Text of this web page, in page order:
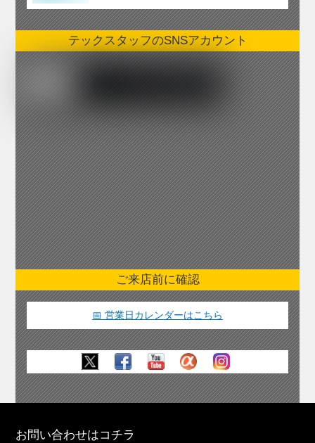
テックスタッフのSNSアカウント
ご来店前に確認
📅 営業日カレンダーはこちら
お問い合わせはコチラ